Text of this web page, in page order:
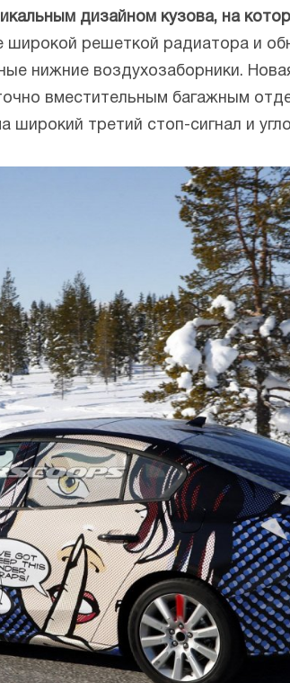
дизайном кузова, на
широкой решеткой радиатора и
нижние воздухозаборники.
вместительным багажным
широкий третий стоп-сигнал и